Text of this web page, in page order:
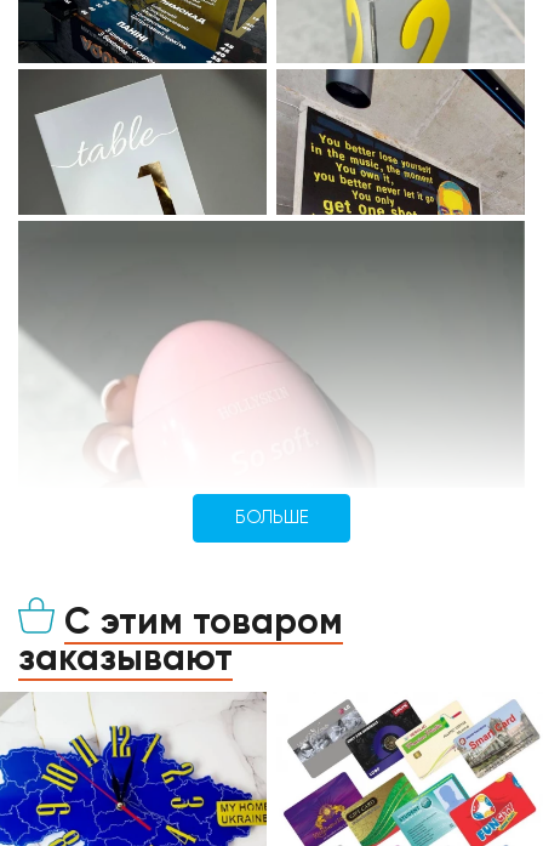
БОЛЬШЕ
С этим товаром
заказывают